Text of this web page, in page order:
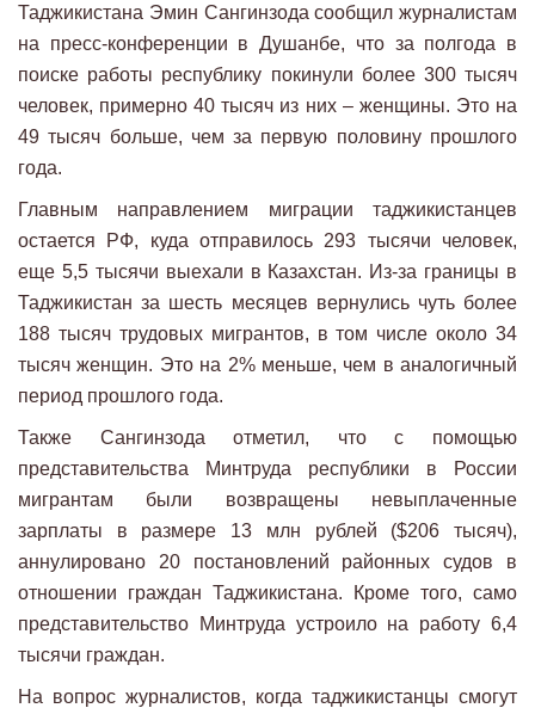
Таджикистана Эмин Сангинзода сообщил журналистам
на пресс-конференции в Душанбе, что за полгода в
поиске работы республику покинули более 300 тысяч
человек, примерно 40 тысяч из них – женщины. Это на
49 тысяч больше, чем за первую половину прошлого
года.
Главным направлением миграции таджикистанцев
остается РФ, куда отправилось 293 тысячи человек,
еще 5,5 тысячи выехали в Казахстан. Из-за границы в
Таджикистан за шесть месяцев вернулись чуть более
188 тысяч трудовых мигрантов, в том числе около 34
тысяч женщин. Это на 2% меньше, чем в аналогичный
период прошлого года.
Также Сангинзода отметил, что с помощью
представительства Минтруда республики в России
мигрантам были возвращены невыплаченные
зарплаты в размере 13 млн рублей ($206 тысяч),
аннулировано 20 постановлений районных судов в
отношении граждан Таджикистана. Кроме того, само
представительство Минтруда устроило на работу 6,4
тысячи граждан.
На вопрос журналистов, когда таджикистанцы смогут